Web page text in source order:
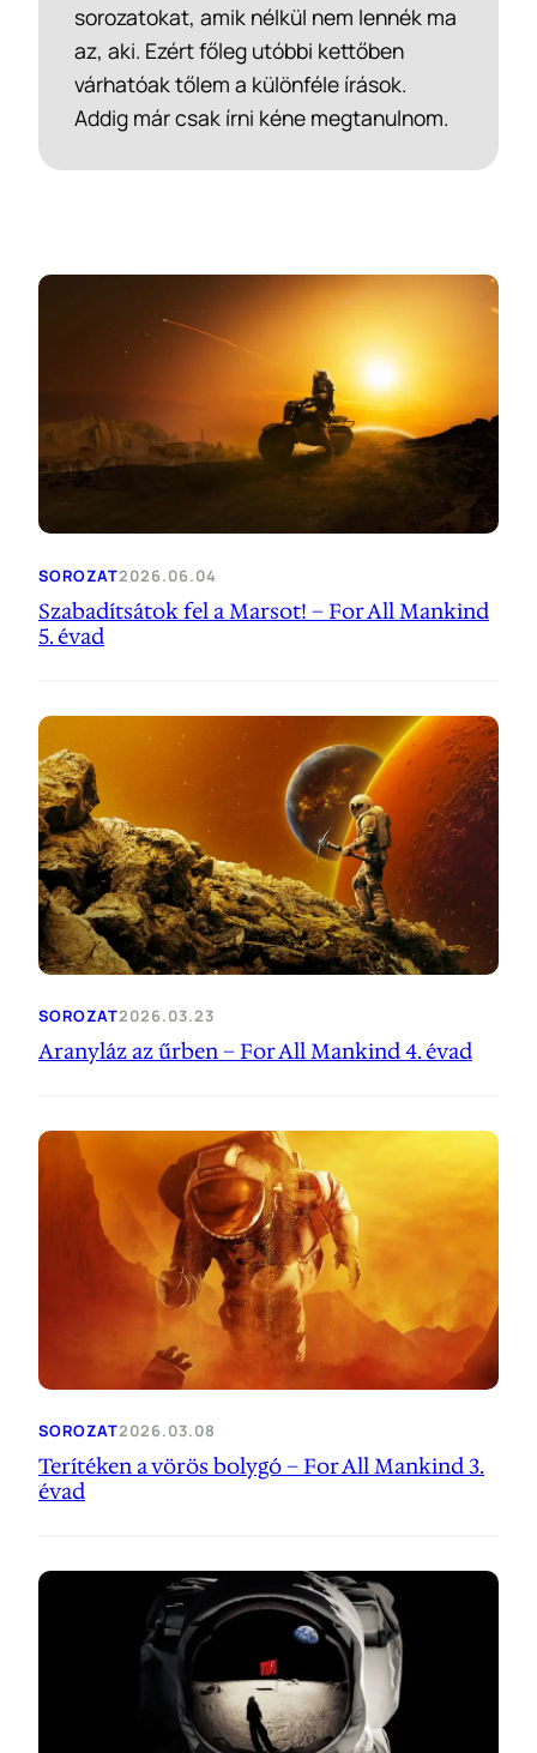
sorozatokat, amik nélkül nem lennék ma
az, aki. Ezért főleg utóbbi kettőben
várhatóak tőlem a különféle írások.
Addig már csak írni kéne megtanulnom.
SOROZAT2026.06.04
Szabadítsátok fel a Marsot! – For All Mankind
5. évad
SOROZAT2026.03.23
Aranyláz az űrben – For All Mankind 4. évad
SOROZAT2026.03.08
Terítéken a vörös bolygó – For All Mankind 3.
évad